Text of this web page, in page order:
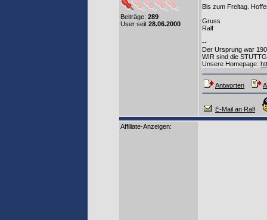
Beiträge: 289
User seit 28.06.2000
Bis zum Freitag.
Gruss
Ralf
--
Der Ursprung war
WIR sind die
Unsere Homepage:
Antworten
E-Mail an Ralf
Affiliate-Anzeigen: